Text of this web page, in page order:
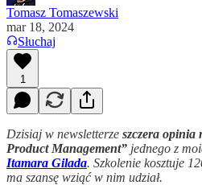
Tomasz Tomaszewski
mar 18, 2024
Słuchaj
1
Dzisiaj w newsletterze szczera opinia
Product Management” jednego z
Itamara Gilada. Szkolenie kosztuje
ma szansę wziąć w nim udział.